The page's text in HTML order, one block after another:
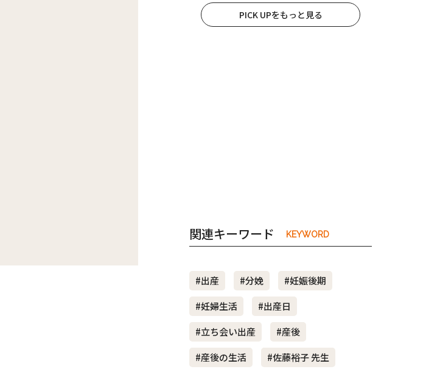
PICK UPをもっと見る
関連キーワード KEYWORD
#出産 #分娩
#妊娠後期
#妊婦生活
#出産日
#立ち会い出産
#産後
#産後の生活
#佐藤裕子 先生